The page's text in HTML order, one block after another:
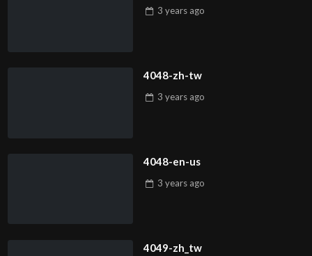
3 years ago
4048-zh-tw
3 years ago
4048-en-us
3 years ago
4049-zh_tw